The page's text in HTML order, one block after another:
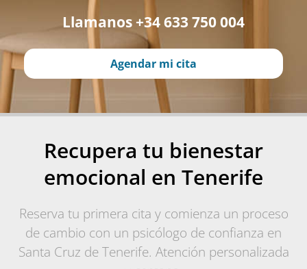
Llamanos +34 633 750 004
Agendar mi cita
Recupera tu bienestar
emocional en Tenerife
Reserva tu primera cita y comienza un proceso
de cambio con un psicólogo de confianza en
Santa Cruz de Tenerife. Atención personalizada